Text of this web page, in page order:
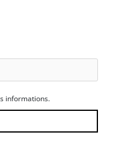
informations.